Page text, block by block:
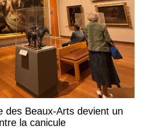
des Beaux-Arts devient un
la canicule